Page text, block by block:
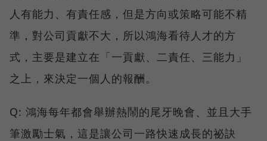
人有能力、有責任感，但是方向或策略可能不精
準，對公司貢獻不大，所以鴻海看待人才的方
式，主要是建立在「一貢獻、二責任、三能力」
之上，來決定一個人的報酬。
Q: 鴻海每年都會舉辦熱鬧的尾牙晚會、並且大手
筆激勵士氣，這是讓公司一路快速成長的祕訣